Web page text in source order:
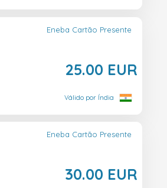
Eneba Cartão Presente
25.00 EUR
Válido por Índia
Eneba Cartão Presente
30.00 EUR